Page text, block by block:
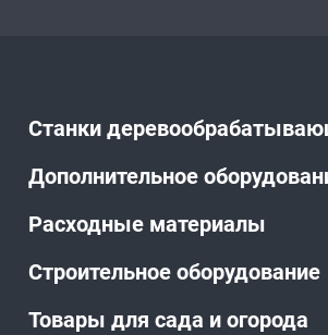
Станки
Дополнительное
Расходные материалы
Строительное оборудование
Товары для сада и огорода